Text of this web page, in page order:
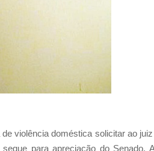
violência doméstica solicitar ao
para apreciação do Senado.